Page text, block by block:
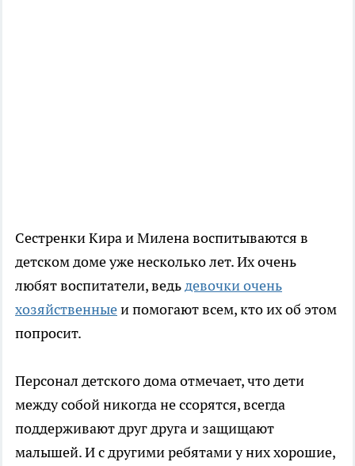
Сестренки Кира и Милена воспитываются в
детском доме уже несколько лет. Их очень
любят воспитатели, ведьдевочки очень
хозяйственныеи помогают всем, кто их об этом
попросит.
Персонал детского дома отмечает, что дети
между собой никогда не ссорятся, всегда
поддерживают друг друга и защищают
малышей. И с другими ребятами у них хорошие,